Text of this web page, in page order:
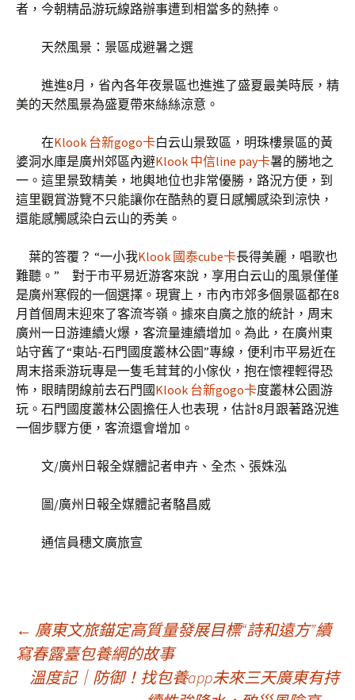
者，今朝精品游玩線路辦事遭到相當多的熱捧。
天然風景：景區成避暑之選
進進8月，省內各年夜景區也進進了盛夏最美時辰，精
美的天然風景為盛夏帶來絲絲涼意。
在Klook 台新gogo卡白云山景致區，明珠樓景區的黃
婆洞水庫是廣州郊區內避Klook 中信line pay卡暑的勝地之
一。這里景致精美，地輿地位也非常優勝，路況方便，到
這里觀賞游覽不只能讓你在酷熱的夏日感觸感染到涼快，
還能感觸感染白云山的秀美。
葉的答覆？ “一小我Klook 國泰cube卡長得美麗，唱歌也
難聽。” 對于市平易近游客來說，享用白云山的風景僅僅
是廣州寒假的一個選擇。現實上，市內市郊多個景區都在8
月首個周末迎來了客流岑嶺。據來自廣之旅的統計，周末
廣州一日游連續火爆，客流量連續增加。為此，在廣州東
站守舊了“東站-石門國度叢林公園”專線，便利市平易近在
周末搭乘游玩專是一隻毛茸茸的小傢伙，抱在懷裡輕得恐
怖，眼睛閉線前去石門國Klook 台新gogo卡度叢林公園游
玩。石門國度叢林公園擔任人也表現，估計8月跟著路況進
一個步驟方便，客流還會增加。
文/廣州日報全媒體記者申卉、全杰、張姝泓
圖/廣州日報全媒體記者駱昌威
通信員穗文廣旅宣
文
← ​廣東文旅錨定高質量發展目標“詩和遠方”續
寫春露臺包養網的故事
溫度記｜防御！找包養app未來三天廣東有持